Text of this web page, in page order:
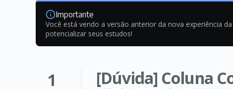
Importante
Você está vendo a versão anterior da nova experiência
potencializar seus estudos!
1 [Dúvida] Coluna